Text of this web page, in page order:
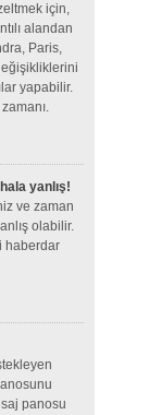
için,
alandan
Paris,
yapabilir.
yanlış!
ve zaman
olabilir.
haberdar
panosu